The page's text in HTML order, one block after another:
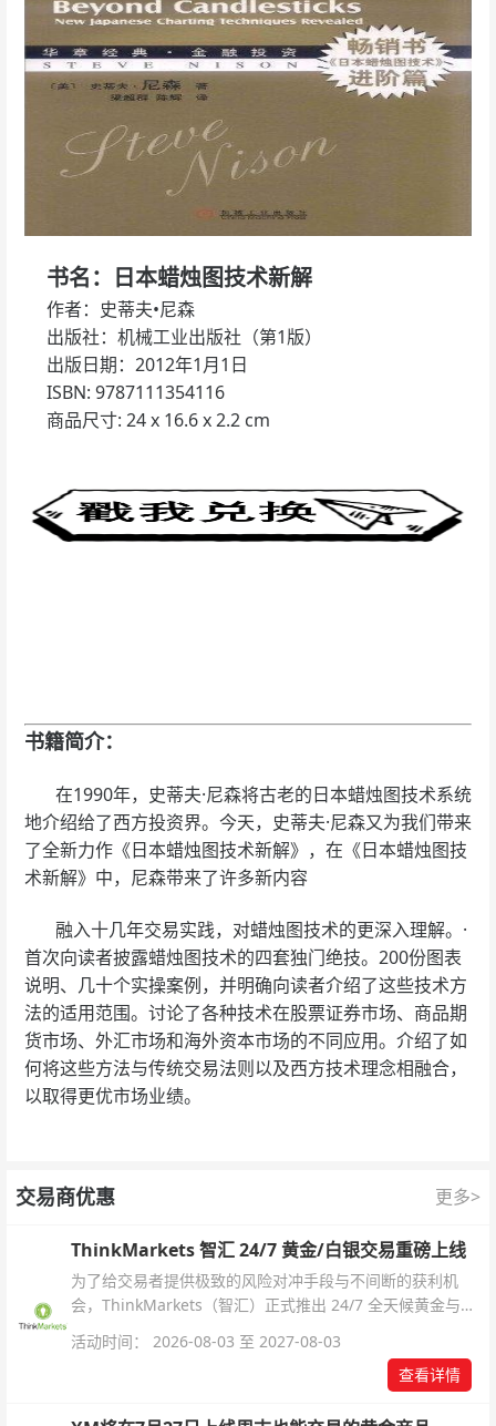
书名：日本蜡烛图技术新解
作者：史蒂夫•尼森
出版社：机械工业出版社（第1版）
出版日期：2012年1月1日
ISBN: 9787111354116
商品尺寸: 24 x 16.6 x 2.2 cm
书籍简介：
在1990年，史蒂夫·尼森将古老的日本蜡烛图技术系统
地介绍给了西方投资界。今天，史蒂夫·尼森又为我们带来
了全新力作《日本蜡烛图技术新解》，在《日本蜡烛图技
术新解》中，尼森带来了许多新内容
融入十几年交易实践，对蜡烛图技术的更深入理解。·
首次向读者披露蜡烛图技术的四套独门绝技。200份图表
说明、几十个实操案例，并明确向读者介绍了这些技术方
法的适用范围。讨论了各种技术在股票证券市场、商品期
货市场、外汇市场和海外资本市场的不同应用。介绍了如
何将这些方法与传统交易法则以及西方技术理念相融合，
以取得更优市场业绩。
交易商优惠 更多>
ThinkMarkets 智汇 24/7 黄金/白银交易重磅上线
为了给交易者提供极致的风险对冲手段与不间断的获利机
会，ThinkMarkets（智汇）正式推出 24/7 全天候黄金与白
杆配置、支持软件及交易细则。
活动时间： 2026-08-03 至 2027-08-03
查看详情